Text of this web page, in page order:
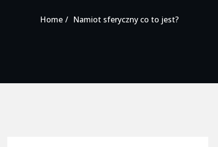
Home Namiot sferyczny co to jest?